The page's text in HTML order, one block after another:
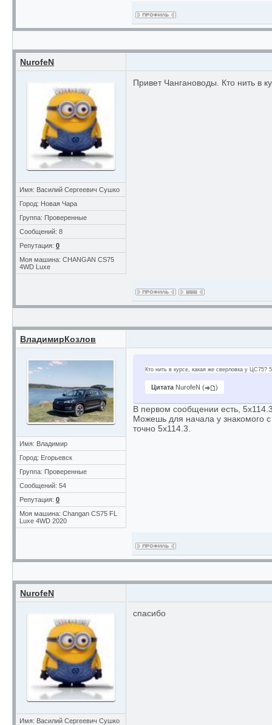
NurofeN
Имя: Василий Сергеевич Сушко
Город: Новая Чара
Группа: Проверенные
Сообщений: 8
Репутация: 0
Моя машина: CHANGAN CS75
4WD Luxe
Привет Чангановоды. Кто нить в
ВладимирКозлов
Имя: Владимир
Город: Егорьевск
Группа: Проверенные
Сообщений: 54
Репутация: 0
Моя машина: Changan CS75 FL
Luxe 4WD 2020
Цитата NurofeN ( )
Кто нить в курсе, какая же сверловка у ЦС75?
В первом сообщении есть,
Можешь для начала у знакомого
точно 5х114.3.
NurofeN
Имя: Василий Сергеевич Сушко
спасибо